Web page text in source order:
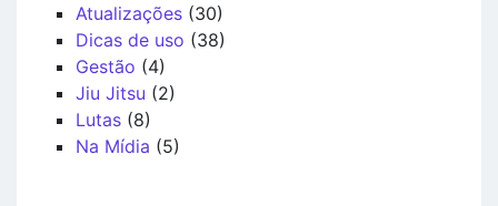
Atualizações (30)
Dicas de uso (38)
Gestão (4)
Jiu Jitsu (2)
Lutas (8)
Na Mídia (5)